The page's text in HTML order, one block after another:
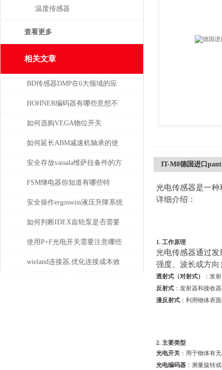
温度传感器
查看更多
相关文章
BD传感器DMP在6大领域的应
用分析
HOHNER编码器有哪些意想不
到的应用
如何选购VEGA物位开关
如何延长ABM减速机轴承的使
用寿命
安全存放vaisala维萨拉备件的方
法，赶紧收藏！
FSM继电器你知道有哪些特
点？
安全操作ergoswiss液压升降系统
的规程
如何判断IDEX齿轮泵是否需要
维修或更换部件？
使用P+F光电开关需要注意哪些
问题？
wieland连接器,优化连接成本效
IT-M8德国进口
光电传感器是一
详细介绍：
1. 工作原理
光电传感器通过
强度、波长或方
透射式（对射式）
：发
反射式 ：发射器和接收
漫反射式 ：利用物体表
2. 主要类型
光电开关 ：用于物体有
光电编码器 ：测量旋转